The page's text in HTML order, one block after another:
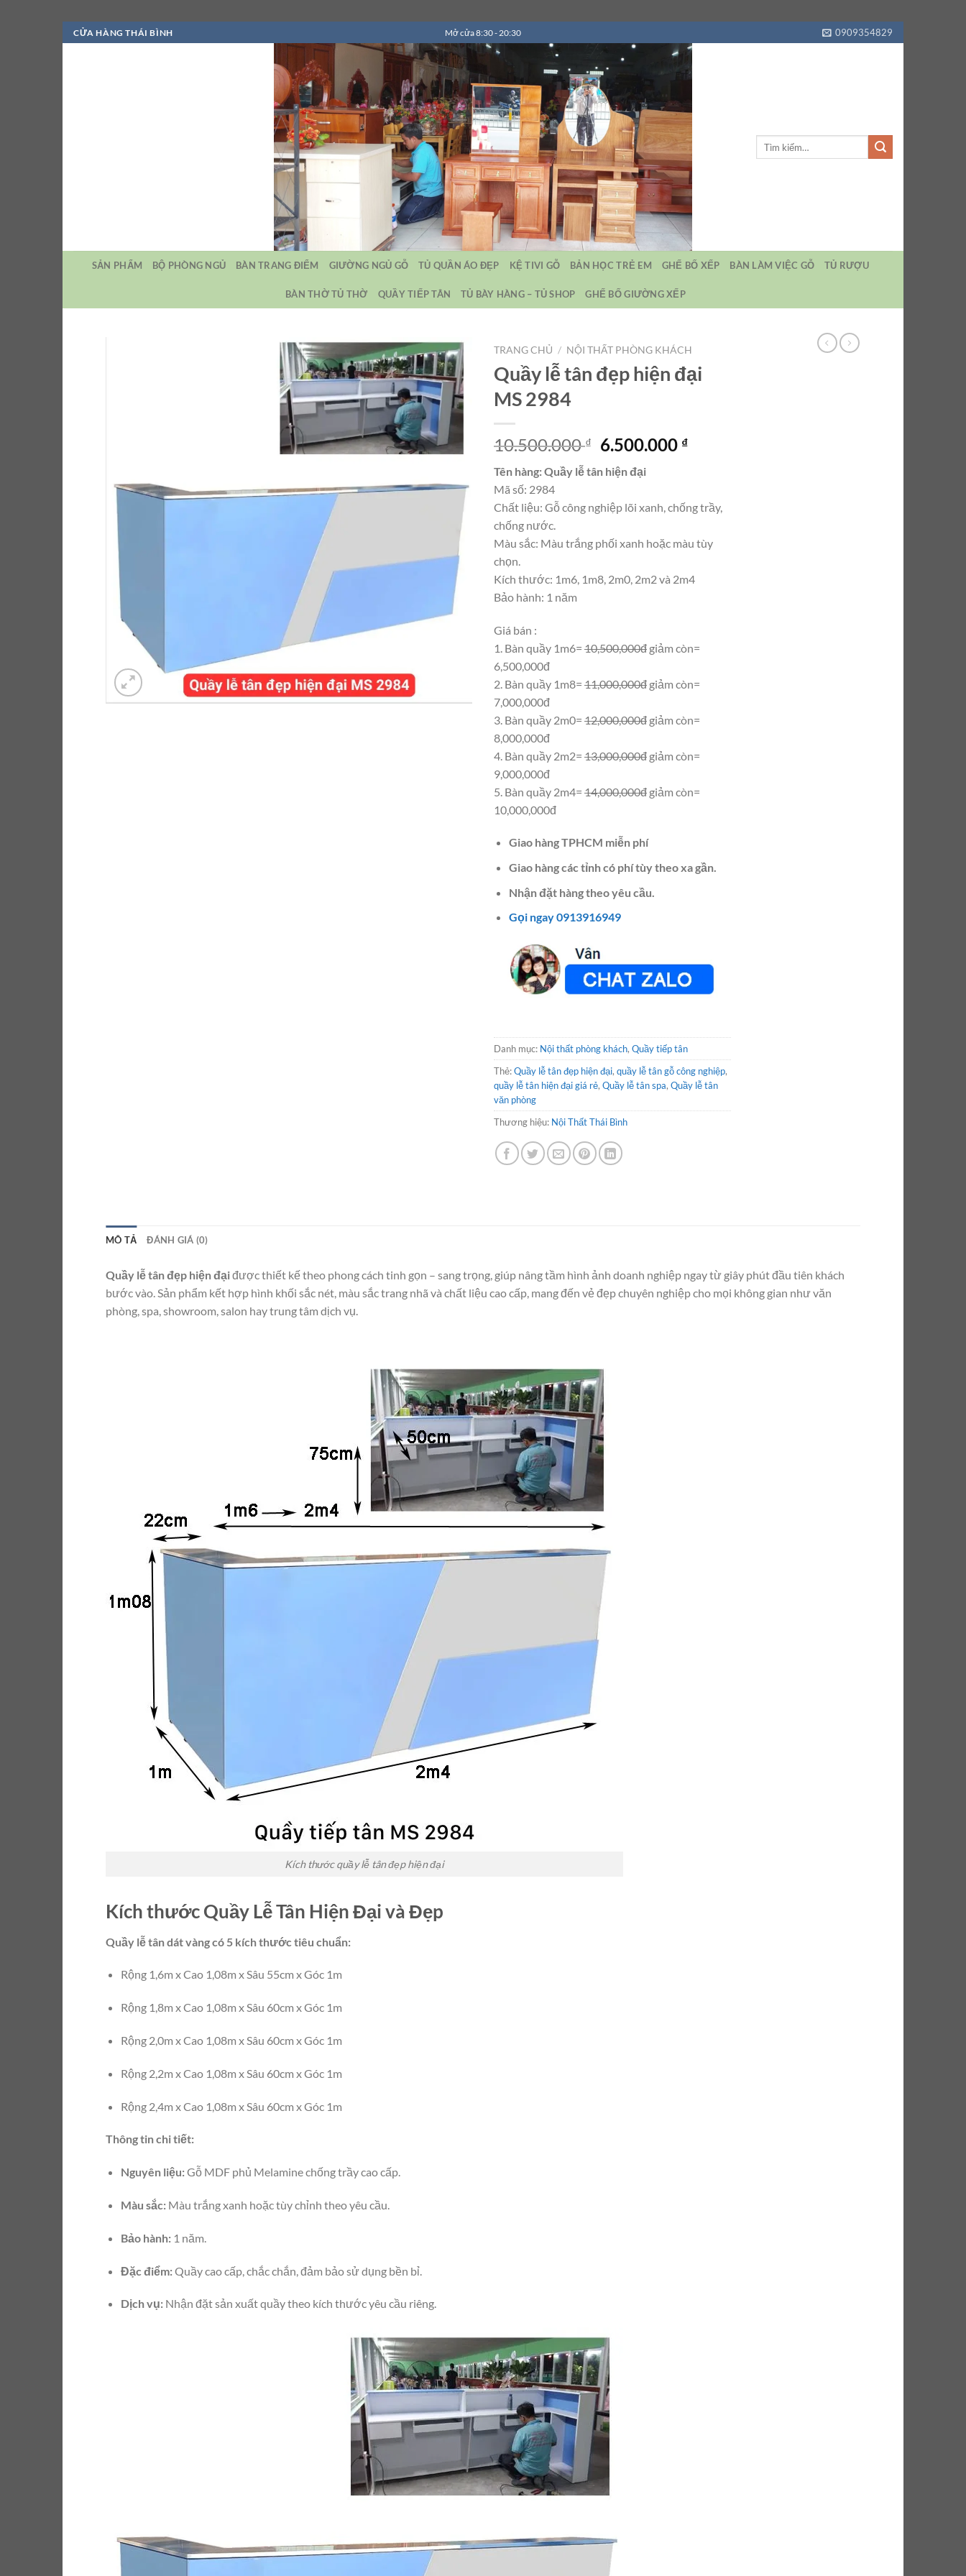
Bỏ
qua
CỬA HÀNG THÁI BÌNH Mở cửa 8:30 - 20:30 0909354829
SẢN PHẨM BỘ PHÒNG NGỦ BÀN TRANG ĐIỂM GIƯỜNG NGỦ GỖ TỦ QUẦN ÁO ĐẸP KỆ TIVI GỖ BẢN HỌC TRẺ EM GHẾ BỐ XẾP BÀN LÀM VIỆC GỖ TỦ RƯỢU
BÀN THỜ TỦ THỜ QUẦY TIẾP TÂN TỦ BÀY HÀNG – TỦ SHOP GHẾ BỐ GIƯỜNG XẾP
TRANG CHỦ / NỘI THẤT PHÒNG KHÁCH
Quầy lễ tân đẹp hiện đại
MS 2984
10.500.000₫
Giá
là:
6.500.000 ₫Giá
6.500.000 ₫.
Tên hàng: Quầy lễ tân hiện đại
Mã số: 2984
Chất liệu: Gỗ công nghiệp lõi xanh, chống trầy,
chống nước.
Màu sắc: Màu trắng phối xanh hoặc màu tùy
chọn.
Kích thước: 1m6, 1m8, 2m0, 2m2 và 2m4
Bảo hành: 1 năm
Giá bán :
1. Bàn quầy 1m6= 10,500,000đ giảm còn=
6,500,000đ
2. Bàn quầy 1m8= 11,000,000đ giảm còn=
7,000,000đ
3. Bàn quầy 2m0= 12,000,000đ giảm còn=
8,000,000đ
4. Bàn quầy 2m2= 13,000,000đ giảm còn=
9,000,000đ
5. Bàn quầy 2m4= 14,000,000đ giảm còn=
10,000,000đ
Giao hàng TPHCM miễn phí
Giao hàng các tỉnh có phí tùy theo xa gần.
Nhận đặt hàng theo yêu cầu.
Gọi ngay 0913916949
Danh mục: Nội thất phòng khách, Quầy tiếp tân
Thẻ:Quầy lễ tân đẹp hiện đại, quầy lễ tân gỗ công nghiệp,
quầy lễ tân hiện đại giá rẻ, Quầy lễ tân spa, Quầy lễ tân
văn phòng
Thương hiệu: Nội Thất Thái Bình
MÔ TẢ ĐÁNH GIÁ (0)
Quầy lễ tân đẹp hiện đạiđược thiết kế theo phong cách tinh gọn – sang trọng, giúp nâng tầm hình ảnh doanh nghiệp ngay từ giây phút đầu tiên khách
bước vào. Sản phẩm kết hợp hình khối sắc nét, màu sắc trang nhã và chất liệu cao cấp, mang đến vẻ đẹp chuyên nghiệp cho mọi không gian như văn
phòng, spa, showroom, salon hay trung tâm dịch vụ.
Kích thước quầy lễ tân đẹp hiện đại
Kích thước Quầy Lễ Tân Hiện Đại và Đẹp
Quầy lễ tân dát vàng có 5 kích thước tiêu chuẩn:
Rộng 1,6m x Cao 1,08m x Sâu 55cm x Góc 1m
Rộng 1,8m x Cao 1,08m x Sâu 60cm x Góc 1m
Rộng 2,0m x Cao 1,08m x Sâu 60cm x Góc 1m
Rộng 2,2m x Cao 1,08m x Sâu 60cm x Góc 1m
Rộng 2,4m x Cao 1,08m x Sâu 60cm x Góc 1m
Thông tin chi tiết:
Nguyên liệu:Gỗ MDF phủ Melamine chống trầy cao cấp.
Màu sắc:Màu trắng xanh hoặc tùy chỉnh theo yêu cầu.
Bảo hành:1 năm.
Đặc điểm:Quầy cao cấp, chắc chắn, đảm bảo sử dụng bền bỉ.
Dịch vụ:Nhận đặt sản xuất quầy theo kích thước yêu cầu riêng.